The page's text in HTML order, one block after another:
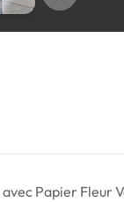
Papier Fleur